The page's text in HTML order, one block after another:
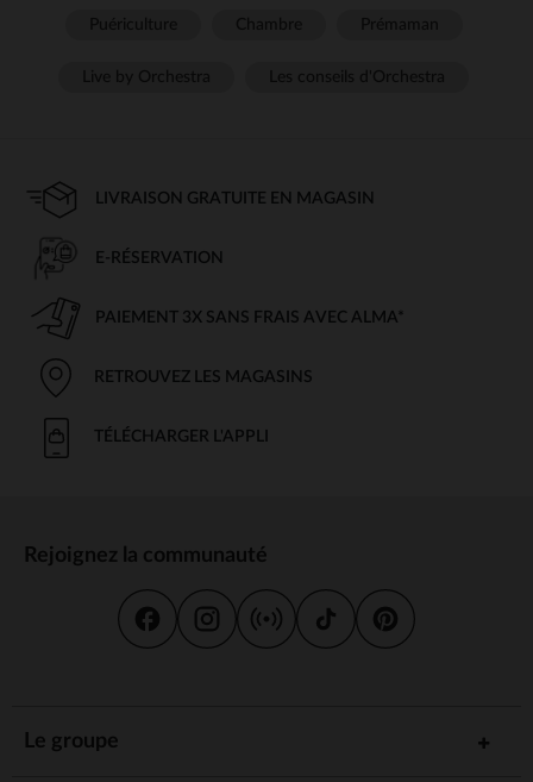
LIVRAISON GRATUITE EN MAGASIN
E-RÉSERVATION
PAIEMENT 3X SANS FRAIS AVEC ALMA*
RETROUVEZ LES MAGASINS
TÉLÉCHARGER L'APPLI
Rejoignez la communauté
Le groupe